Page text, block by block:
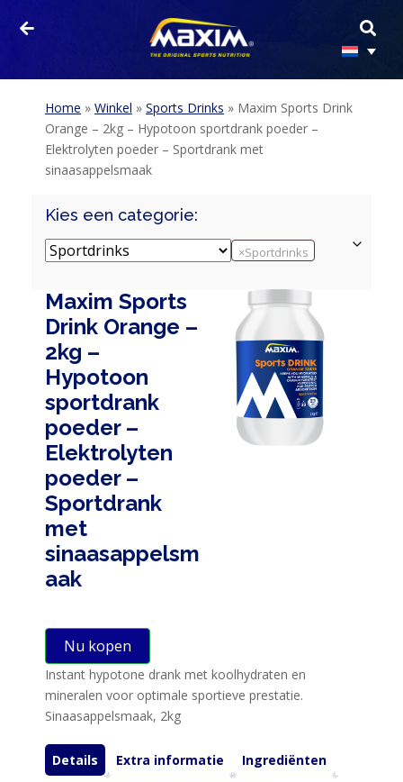
Home » Winkel » Sports Drinks » Maxim Sports Drink
Orange – 2kg – Hypotoon sportdrank poeder –
Elektrolyten poeder – Sportdrank met
sinaasappelsmaak
Kies een categorie:
×Sportdrinks
Maxim Sports
Drink Orange –
2kg –
Hypotoon
sportdrank
poeder –
Elektrolyten
poeder –
Sportdrank
met
sinaasappelsm
aak
Nu kopen
Instant hypotone drank met koolhydraten en
mineralen voor optimale sportieve prestatie.
Sinaasappelsmaak, 2kg
Details Extra informatie
Ingrediënten
HOME
SPORTVOEDING
EIWITTEN
HERSTEL